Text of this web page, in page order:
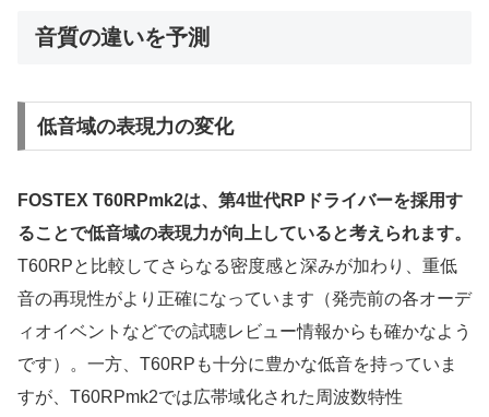
音質の違いを予測
低音域の表現力の変化
FOSTEX T60RPmk2は、第4世代RPドライバーを採用す
ることで低音域の表現力が向上していると考えられます。
T60RPと比較してさらなる密度感と深みが加わり、重低
音の再現性がより正確になっています（発売前の各オーデ
ィオイベントなどでの試聴レビュー情報からも確かなよう
です）。一方、T60RPも十分に豊かな低音を持っていま
すが、T60RPmk2では広帯域化された周波数特性